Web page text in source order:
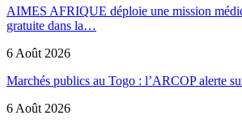
AIMES AFRIQUE déploie une mission
gratuite dans la…
6 Août 2026
Marchés publics au Togo : l’ARCOP alerte
6 Août 2026